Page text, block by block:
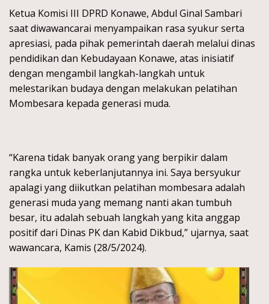
Ketua Komisi III DPRD Konawe, Abdul Ginal Sambari
saat diwawancarai menyampaikan rasa syukur serta
apresiasi, pada pihak pemerintah daerah melalui dinas
pendidikan dan Kebudayaan Konawe, atas inisiatif
dengan mengambil langkah-langkah untuk
melestarikan budaya dengan melakukan pelatihan
Mombesara kepada generasi muda.
“Karena tidak banyak orang yang berpikir dalam
rangka untuk keberlanjutannya ini. Saya bersyukur
apalagi yang diikutkan pelatihan mombesara adalah
generasi muda yang memang nanti akan tumbuh
besar, itu adalah sebuah langkah yang kita anggap
positif dari Dinas PK dan Kabid Dikbud,” ujarnya, saat
wawancara, Kamis (28/5/2024).